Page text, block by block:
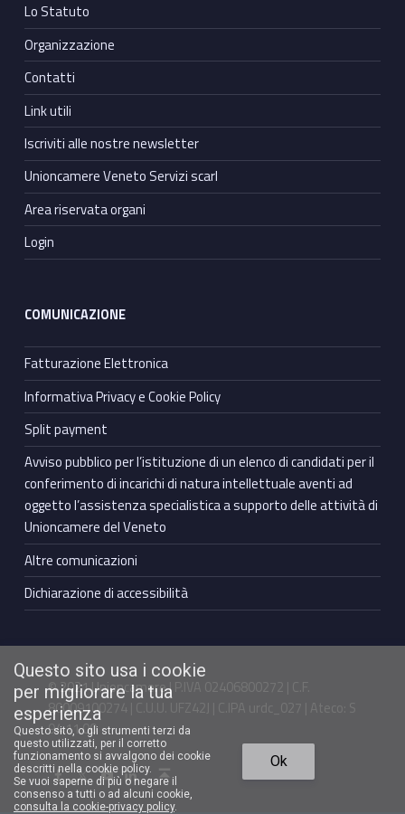
Lo Statuto
Organizzazione
Contatti
Link utili
Iscriviti alle nostre newsletter
Unioncamere Veneto Servizi scarl
Area riservata organi
Login
COMUNICAZIONE
Fatturazione Elettronica
Informativa Privacy e Cookie Policy
Split payment
Avviso pubblico per l’istituzione di un elenco di candidati per il
conferimento di incarichi di natura intellettuale aventi ad
oggetto l’assistenza specialistica a supporto delle attività di
Unioncamere del Veneto
Altre comunicazioni
Dichiarazione di accessibilità
© 2021 Unioncamere | P.IVA 02406800272 | C.F.
80009100274 | C.U.U. UFZ42J | C.IPA urdc_027 | Ateco: S
94.11.00
Facebook Unioncamere VenetoTwitter Unioncamere VenetoYoutube Unioncamere VenetoLinkedin Unioncamere Veneto Torna in cima ↑
Questo sito usa i cookie
per migliorare la tua
esperienza
Questo sito, o gli strumenti terzi da
questo utilizzati, per il corretto
funzionamento si avvalgono dei cookie
descritti nella cookie policy.
Se vuoi saperne di più o negare il
consenso a tutti o ad alcuni cookie,
consulta la cookie-privacy policy.
Ok